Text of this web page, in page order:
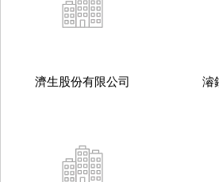
濟生股份有限公司 濬